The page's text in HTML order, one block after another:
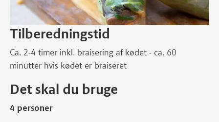
Tilberedningstid
Ca. 2-4 timer inkl. braisering af kødet - ca. 60
minutter hvis kødet er braiseret
Det skal du bruge
4 personer